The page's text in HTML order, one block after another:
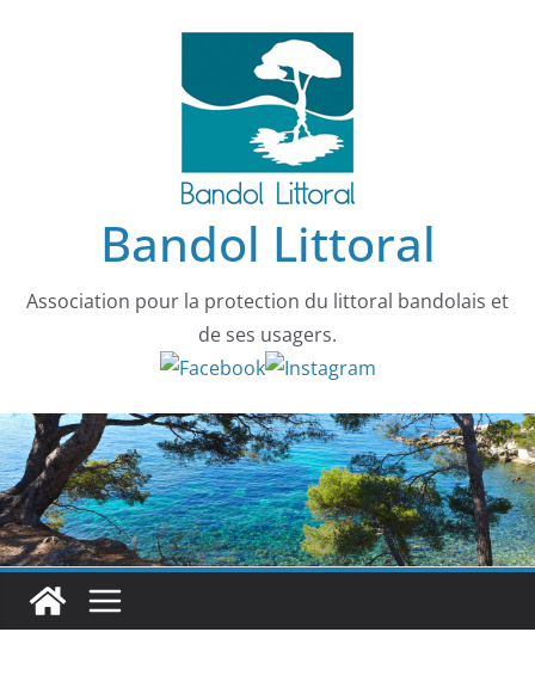
Bandol Littoral
Association pour la protection du littoral bandolais et
de ses usagers.